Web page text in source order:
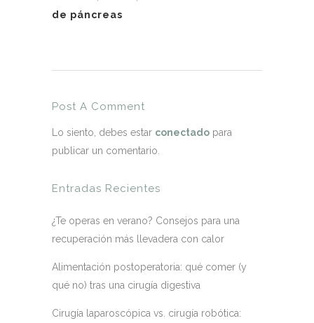
de páncreas
Post A Comment
Lo siento, debes estar conectado para
publicar un comentario.
Entradas Recientes
¿Te operas en verano? Consejos para una
recuperación más llevadera con calor
Alimentación postoperatoria: qué comer (y
qué no) tras una cirugía digestiva
Cirugía laparoscópica vs. cirugía robótica: